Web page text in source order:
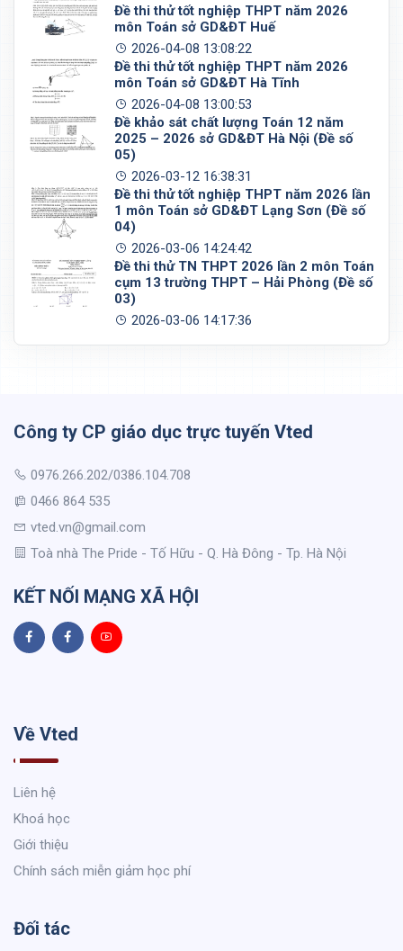
Đề thi thử tốt nghiệp THPT năm 2026
môn Toán sở GD&ĐT Huế
2026-04-08 13:08:22
Đề thi thử tốt nghiệp THPT năm 2026
môn Toán sở GD&ĐT Hà Tĩnh
2026-04-08 13:00:53
Đề khảo sát chất lượng Toán 12 năm
2025 – 2026 sở GD&ĐT Hà Nội (Đề số
05)
2026-03-12 16:38:31
Đề thi thử tốt nghiệp THPT năm 2026 lần
1 môn Toán sở GD&ĐT Lạng Sơn (Đề số
04)
2026-03-06 14:24:42
Đề thi thử TN THPT 2026 lần 2 môn Toán
cụm 13 trường THPT – Hải Phòng (Đề số
03)
2026-03-06 14:17:36
Công ty CP giáo dục trực tuyến Vted
0976.266.202/0386.104.708
0466 864 535
vted.vn@gmail.com
Toà nhà The Pride - Tố Hữu - Q. Hà Đông - Tp. Hà Nội
KẾT NỐI MẠNG XÃ HỘI
Về Vted
Liên hệ
Khoá học
Giới thiệu
Chính sách miễn giảm học phí
Đối tác